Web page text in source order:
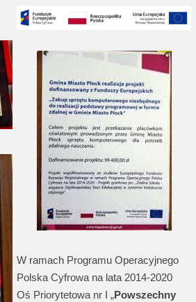
W ramach Programu Operacyjnego
Polska Cyfrowa na lata 2014-2020
Oś Priorytetowa nr I „Powszechny